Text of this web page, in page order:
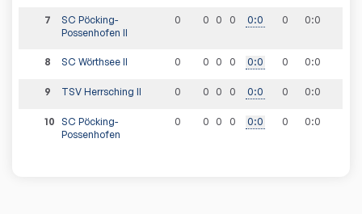
7
SC Pöcking-
Possenhofen II
0 0 0 0 0:0 0 0:0
8 SC Wörthsee II 0 0 0 0 0:0 0 0:0
9 TSV Herrsching II 0 0 0 0 0:0 0 0:0
10
SC Pöcking-
Possenhofen
0 0 0 0 0:0 0 0:0